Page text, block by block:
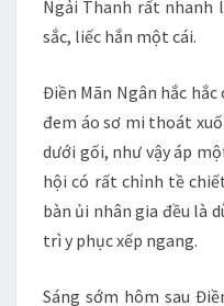
Ngải Thanh rất nhanh
sắc, liếc hắn một cái.
Điền Mãn Ngân hắc
đem áo sơ mi thoát
dưới gối, như vậy áp
hội có rất chỉnh tề
bàn ủi nhân gia đều là
trì y phục xếp ngang.
Sáng sớm hôm sau